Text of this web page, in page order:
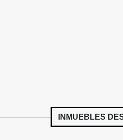
INMUEBLES